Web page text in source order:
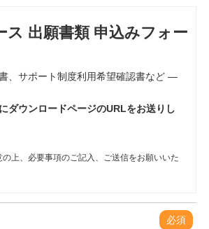
ス 出願書類 申込みフォー
、サポート制度利用希望確認書など ―
ダウンロードページのURLをお送りし
の上、必要事項のご記入、ご送信をお願いいた
必須